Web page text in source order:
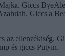
Giccs
Giccs a
az ellenzékiség.
és giccs Putyin.